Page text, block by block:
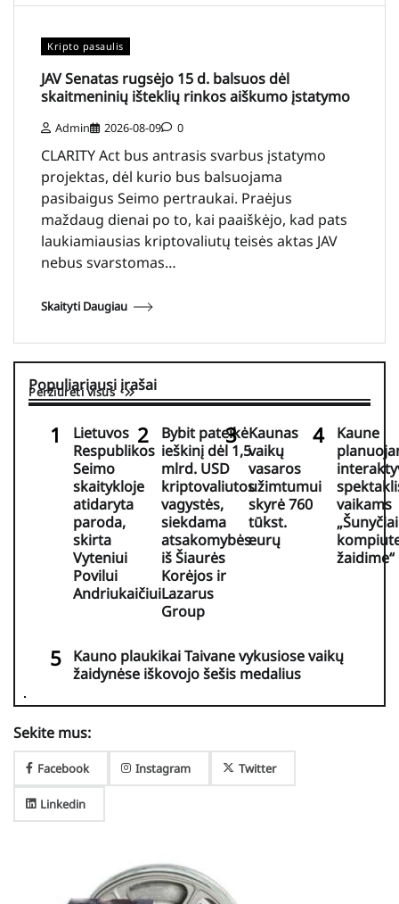
Kripto pasaulis
JAV Senatas rugsėjo 15 d. balsuos dėl
skaitmeninių išteklių rinkos aiškumo įstatymo
Admin 2026-08-09 0
CLARITY Act bus antrasis svarbus įstatymo
projektas, dėl kurio bus balsuojama
pasibaigus Seimo pertraukai. Praėjus
maždaug dienai po to, kai paaiškėjo, kad pats
laukiamiausias kriptovaliutų teisės aktas JAV
nebus svarstomas…
Skaityti Daugiau
Populiariausi įrašai
Peržiūrėti visus
Lietuvos
Respublikos
Seimo
skaitykloje
atidaryta
paroda,
skirta
Vyteniui
Povilui
Andriukaičiui
Bybit pateikė
ieškinį dėl 1,5
mlrd. USD
kriptovaliutos
vagystės,
siekdama
atsakomybės
iš Šiaurės
Korėjos ir
Lazarus
Group
Kaunas
vaikų
vasaros
užimtumui
skyrė 760
tūkst.
eurų
Kaune
vaikams
„Šunyčiai
žaidime“
Kauno plaukikai Taivane vykusiose vaikų
žaidynėse iškovojo šešis medalius
Sekite mus:
Facebook Instagram Twitter
Linkedin